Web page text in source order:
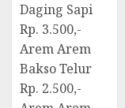
Daging Sapi
Rp. 3.500,-
Arem Arem
Bakso Telur
Rp. 2.500,-